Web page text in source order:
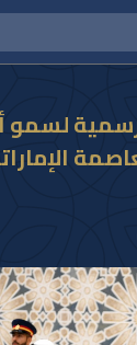
لسمو